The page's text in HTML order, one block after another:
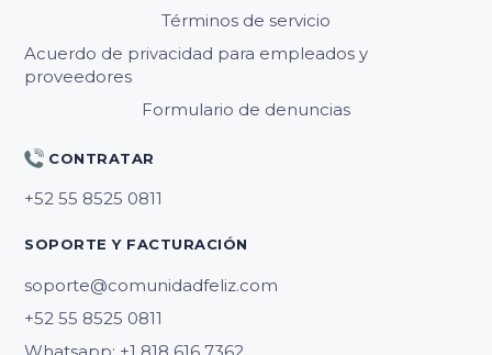
Términos de servicio
Acuerdo de privacidad para empleados y
proveedores
Formulario de denuncias
CONTRATAR
SOPORTE Y FACTURACIÓN
soporte@comunidadfeliz.com